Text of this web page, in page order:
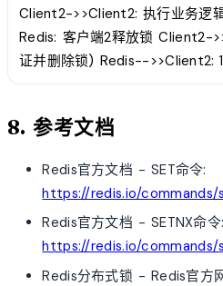
Client2->>Client2: 执行业务逻
Redis: 客户端2释放锁 Client2-
证并删除锁) Redis-->>Client2:
8. 参考文档
Redis官方文档 - SET命令:
https://redis.io/commands/
Redis官方文档 - SETNX命令:
https://redis.io/commands/
Redis分布式锁 - Redis官方